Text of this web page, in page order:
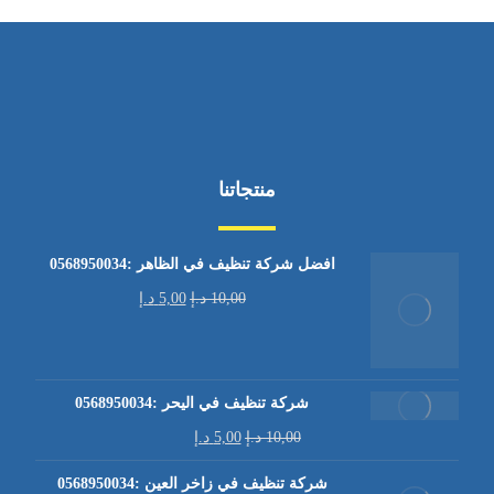
منتجاتنا
افضل شركة تنظيف في الظاهر :0568950034
10,00 د.إ 5,00 د.إ
شركة تنظيف في اليحر :0568950034
10,00 د.إ 5,00 د.إ
شركة تنظيف في زاخر العين :0568950034